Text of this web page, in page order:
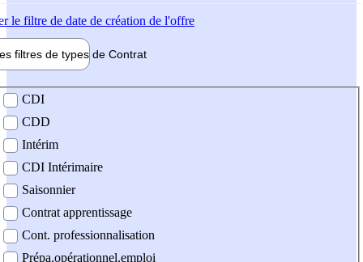
le filtre de date de création de l'offre
filtres de types de Contrat
contrat
CDI
CDD
Intérim
CDI Intérimaire
Saisonnier
Contrat apprentissage
Cont. professionnalisation
Prépa.opérationnel.emploi